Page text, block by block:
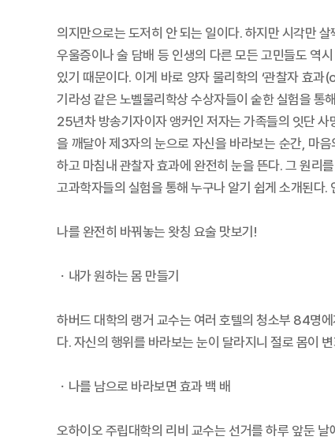
의지만으로는 도저히 안 되는 일이다. 하지만 시각만
우울증이나 술 담배 등 인생의 다른 모든 고민들도
있기 때문이다. 이게 바로 양자 물리학의 ‘관찰자 효
기라성 같은 노벨물리학상 수상자들이 숱한 실험을 통
25년차 방송기자이자 앵커인 저자는 가족들의 잇단
을 깨달아 제3자의 눈으로 자신을 바라보는 순간, 마
하고 마침내 관찰자 효과에 완전히 눈을 뜬다. 그 원리
고과학자들의 실험을 통해 누구나 알기 쉽게 소개된다
나를 완전히 바꿔놓는 왓칭 요술 맛보기!
ㆍ내가 원하는 몸 만들기
하버드 대학의 랭거 교수는 여러 호텔의 청소부 84명
다. 자신의 행위를 바라보는 눈이 달라지니 절로 몸이
ㆍ나를 남으로 바라보면 효과 백 배
오하이오 주립대학의 리비 교수는 선거를 하루 앞둔